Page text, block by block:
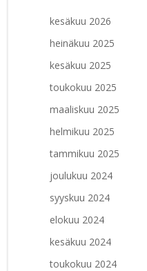
kesäkuu 2026
heinäkuu 2025
kesäkuu 2025
toukokuu 2025
maaliskuu 2025
helmikuu 2025
tammikuu 2025
joulukuu 2024
syyskuu 2024
elokuu 2024
kesäkuu 2024
toukokuu 2024